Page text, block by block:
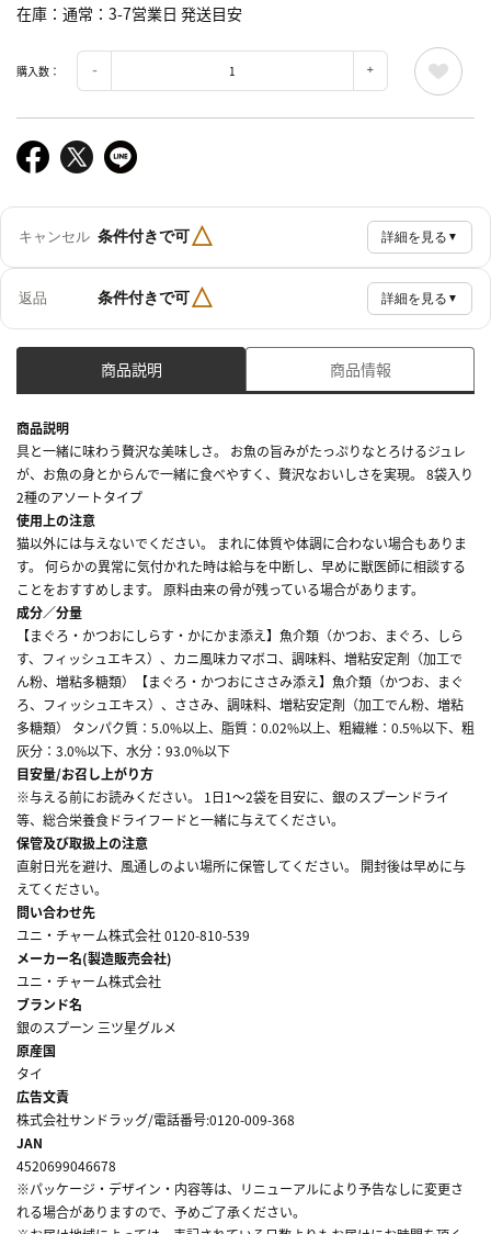
在庫 通常：3-7営業日 発送目安
購入数：
キャンセル 条件付きで可△ 詳細を見る ▼
返品 条件付きで可△ 詳細を見る ▼
商品説明 商品情報
商品説明
具と一緒に味わう贅沢な美味しさ。 お魚の旨みがたっぷりなとろけるジュレ
が、お魚の身とからんで一緒に食べやすく、贅沢なおいしさを実現。 8袋入り
2種のアソートタイプ
使用上の注意
猫以外には与えないでください。 まれに体質や体調に合わない場合もありま
す。 何らかの異常に気付かれた時は給与を中断し、早めに獣医師に相談する
ことをおすすめします。 原料由来の骨が残っている場合があります。
成分／分量
【まぐろ・かつおにしらす・かにかま添え】魚介類（かつお、まぐろ、しら
す、フィッシュエキス）、カニ風味カマボコ、調味料、増粘安定剤（加工で
ん粉、増粘多糖類）【まぐろ・かつおにささみ添え】魚介類（かつお、まぐ
ろ、フィッシュエキス）、ささみ、調味料、増粘安定剤（加工でん粉、増粘
多糖類） タンパク質：5.0%以上、脂質：0.02%以上、粗繊維：0.5%以下、粗
灰分：3.0%以下、水分：93.0%以下
目安量/お召し上がり方
※与える前にお読みください。 1日1～2袋を目安に、銀のスプーンドライ
等、総合栄養食ドライフードと一緒に与えてください。
保管及び取扱上の注意
直射日光を避け、風通しのよい場所に保管してください。 開封後は早めに与
えてください。
問い合わせ先
ユニ・チャーム株式会社 0120-810-539
メーカー名(製造販売会社)
ユニ・チャーム株式会社
ブランド名
銀のスプーン 三ツ星グルメ
原産国
タイ
広告文責
株式会社サンドラッグ/電話番号:0120-009-368
JAN
4520699046678
※パッケージ・デザイン・内容等は、リニューアルにより予告なしに変更さ
れる場合がありますので、予めご了承ください。